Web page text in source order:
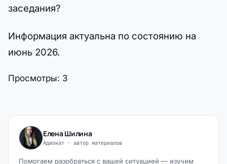
заседания?
Информация актуальна по состоянию на
июнь 2026.
Просмотры: 3
Елена Шилина
Адвокат · автор материалов
Помогаем разобраться с вашей ситуацией — изучим